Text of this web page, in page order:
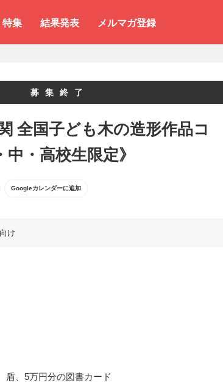
特集 結果発表 メルマガ登録
募集終了
全国子ども木の造形作品コ
・高校生限定》
Googleカレンダーに追加
け
、5万円分の図書カード